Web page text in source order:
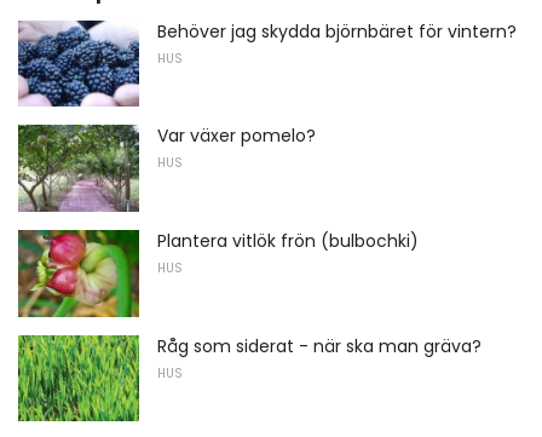
Behöver jag skydda björnbäret för vintern?
HUS
Var växer pomelo?
HUS
Plantera vitlök frön (bulbochki)
HUS
Råg som siderat - när ska man gräva?
HUS